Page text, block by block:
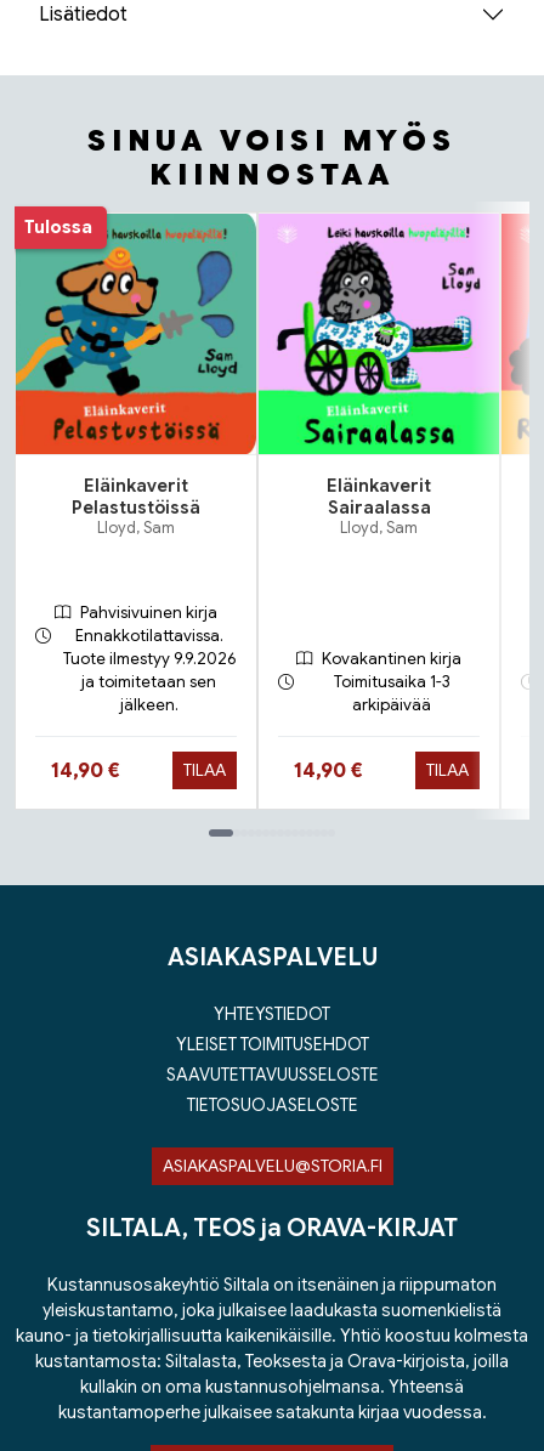
Lisätiedot
SINUA VOISI MYÖS
KIINNOSTAA
Tuoteluettelon alku
Tulossa
Eläinkaverit
Pelastustöissä
Lloyd, Sam
Pahvisivuinen kirja
Ennakkotilattavissa.
Tuote ilmestyy 9.9.2026
ja toimitetaan sen
jälkeen.
Hinta nyt
14,90 € TILAA
Eläinkaverit
Sairaalassa
Lloyd, Sam
Kovakantinen kirja
Toimitusaika 1-3
arkipäivää
Hinta nyt
14,90 € TILAA
ASIAKASPALVELU
YHTEYSTIEDOT
YLEISET TOIMITUSEHDOT
SAAVUTETTAVUUSSELOSTE
TIETOSUOJASELOSTE
ASIAKASPALVELU@STORIA.FI
SILTALA, TEOS ja ORAVA-KIRJAT
Kustannusosakeyhtiö Siltala on itsenäinen ja riippumaton
yleiskustantamo, joka julkaisee laadukasta suomenkielistä
kauno- ja tietokirjallisuutta kaikenikäisille. Yhtiö koostuu kolmesta
kustantamosta: Siltalasta, Teoksesta ja Orava-kirjoista, joilla
kullakin on oma kustannusohjelmansa. Yhteensä
kustantamoperhe julkaisee satakunta kirjaa vuodessa.